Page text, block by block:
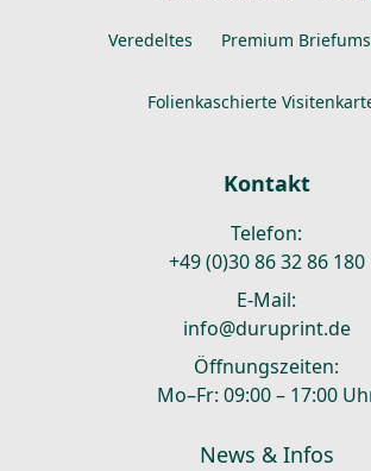
Veredeltes Premium
Folienkaschierte
Kontakt
Telefon:
+49 (0)30 86 32 86 180
E-Mail:
info@duruprint.de
Öffnungszeiten:
Mo–Fr: 09:00 – 17:00
News & Infos